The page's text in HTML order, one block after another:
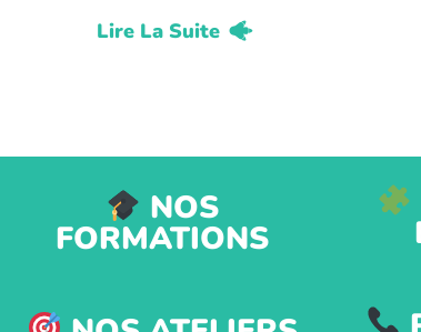
Lire La Suite
NOS
FORMATIONS